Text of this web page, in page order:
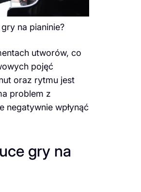
na pianinie?
utworów, co
pojęć
oraz rytmu jest
problem z
wpłynąć
gry na